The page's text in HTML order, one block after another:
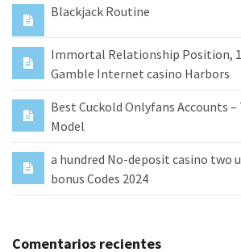
Blackjack Routine
Immortal Relationship Position,
Gamble Internet casino Harbors
Best Cuckold Onlyfans Accounts –
Model
a hundred No-deposit casino two
bonus Codes 2024
Comentarios recientes